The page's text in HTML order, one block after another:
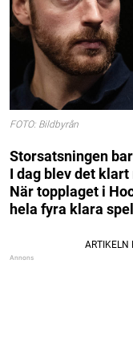
FOTO: Bildbyrån
Storsatsningen
I dag blev det
När topplaget i
hela fyra klara